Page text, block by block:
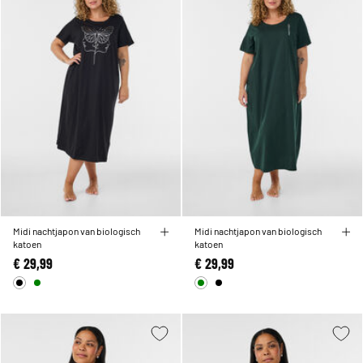
Midi nachtjapon van biologisch
katoen
€ 29,99
Midi nachtjapon van biologisch
katoen
€ 29,99